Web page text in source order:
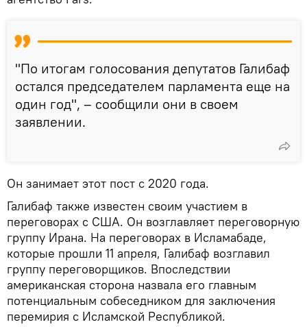
"По итогам голосования депутатов Галибаф
остался председателем парламента еще на
один год", – сообщили они в своем
заявлении.
Он занимает этот пост с 2020 года.
Галибаф также известен своим участием в
переговорах с США. Он возглавляет переговорную
группу Ирана. На переговорах в Исламабаде,
которые прошли 11 апреля, Галибаф возглавил
группу переговорщиков. Впоследствии
американская сторона назвала его главным
потенциальным собеседником для заключения
перемирия с Исламской Республикой.